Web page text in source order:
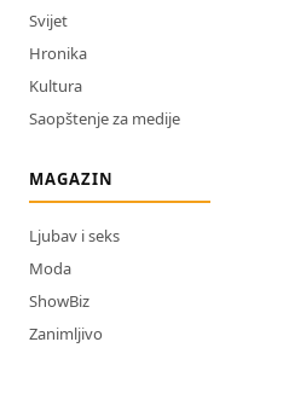
Svijet
Hronika
Kultura
Saopštenje za medije
MAGAZIN
Ljubav i seks
Moda
ShowBiz
Zanimljivo